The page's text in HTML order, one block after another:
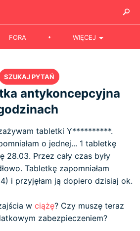
FORA WIĘCEJ
SZUKAJ PYTAŃ
antykoncepcyjna
tabletki Y**********.
o jednej... 1 tabletkę
28.03. Przez cały czas były
Tabletkę zapomniałam
i przyjęłam ją dopiero dzisiaj ok.
w ciążę? Czy muszę teraz
zabezpieczeniem?